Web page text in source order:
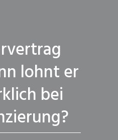
lohnt er
bei